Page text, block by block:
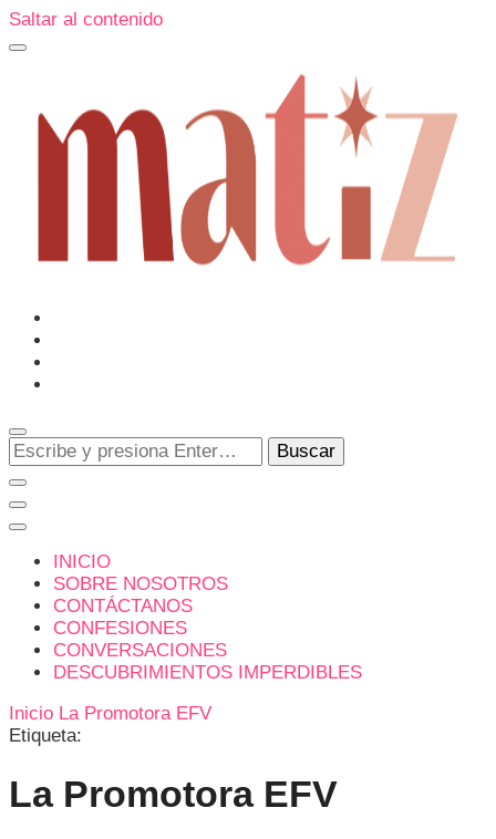
Saltar al contenido
Matiz
Un espacio editorial donde pongo en palabras aquello que
muchos sentimos y pocos sabemos cómo explicar y
donde también compartiré contigo las cosas que me
conmueven, me sorprenden o creo que merecen ser
¿Buscas
algo?
INICIO
SOBRE NOSOTROS
CONTÁCTANOS
CONFESIONES
CONVERSACIONES
DESCUBRIMIENTOS IMPERDIBLES
Inicio La Promotora EFV
Etiqueta:
La Promotora EFV